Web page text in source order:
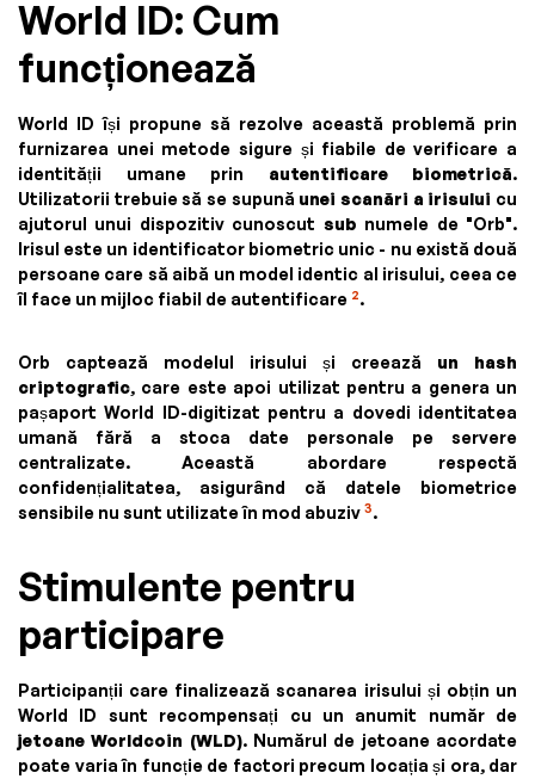
World ID: Cum
funcționează
World ID își propune să rezolve această problemă prin
furnizarea unei metode sigure și fiabile de verificare a
identității umane prin autentificare biometrică.
Utilizatorii trebuie să se supună unei scanări a irisului cu
ajutorul unui dispozitiv cunoscut sub numele de "Orb".
Irisul este un identificator biometric unic - nu există două
persoane care să aibă un model identic al irisului, ceea ce
îl face un mijloc fiabil de autentificare 2.
Orb captează modelul irisului și creează un hash
criptografic, care este apoi utilizat pentru a genera un
pașaport World ID-digitizat pentru a dovedi identitatea
umană fără a stoca date personale pe servere
centralizate. Această abordare respectă
confidențialitatea, asigurând că datele biometrice
sensibile nu sunt utilizate în mod abuziv 3.
Stimulente pentru
participare
Participanții care finalizează scanarea irisului și obțin un
World ID sunt recompensați cu un anumit număr de
jetoane Worldcoin (WLD). Numărul de jetoane acordate
poate varia în funcție de factori precum locația și ora, dar